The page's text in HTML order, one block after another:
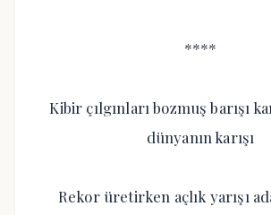
****
Kibir çılgınları bozmuş barışı
dünyanın karışı
Rekor üretirken açlık yarışı